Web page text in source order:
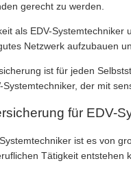
gerecht zu werden.
als EDV-
Netzwerk aufzubauen
ist für jeden
Systemtechniker, der mit
für EDV-
ist es von
Tätigkeit